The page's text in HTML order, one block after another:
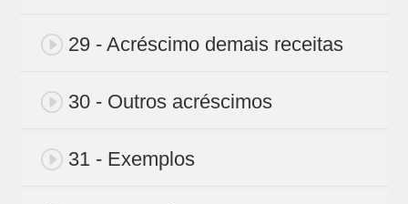
29 - Acréscimo demais receitas
30 - Outros acréscimos
31 - Exemplos